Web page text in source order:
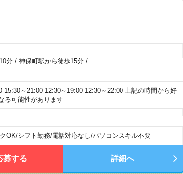
分/ 神保町駅から徒歩15分/
15:30～21:00 12:30～19:00 12:30～22:00 上記の時間から好
る可能性があります
OK/シフト勤務/電話対応なし/パソコンスキル不要
募する 詳細へ